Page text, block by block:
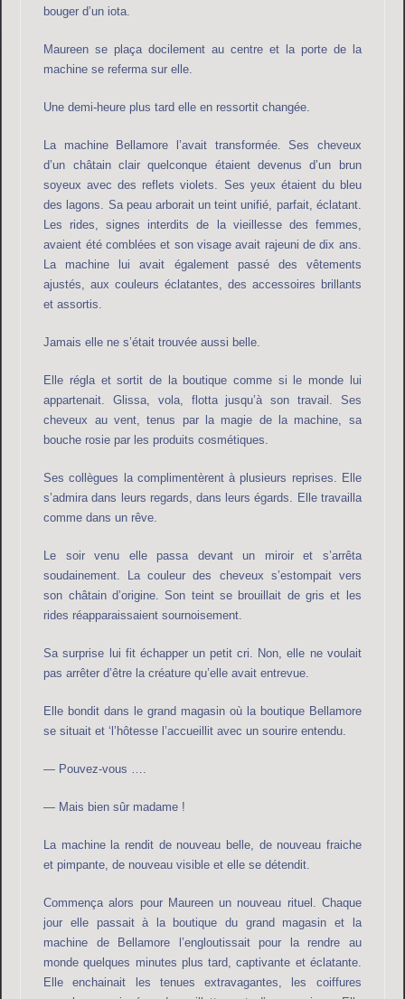
bouger d’un iota.
Maureen se plaça docilement au centre et la porte de la
machine se referma sur elle.
Une demi-heure plus tard elle en ressortit changée.
La machine Bellamore l’avait transformée. Ses cheveux
d’un châtain clair quelconque étaient devenus d’un brun
soyeux avec des reflets violets. Ses yeux étaient du bleu
des lagons. Sa peau arborait un teint unifié, parfait, éclatant.
Les rides, signes interdits de la vieillesse des femmes,
avaient été comblées et son visage avait rajeuni de dix ans.
La machine lui avait également passé des vêtements
ajustés, aux couleurs éclatantes, des accessoires brillants
et assortis.
Jamais elle ne s’était trouvée aussi belle.
Elle régla et sortit de la boutique comme si le monde lui
appartenait. Glissa, vola, flotta jusqu’à son travail. Ses
cheveux au vent, tenus par la magie de la machine, sa
bouche rosie par les produits cosmétiques.
Ses collègues la complimentèrent à plusieurs reprises. Elle
s’admira dans leurs regards, dans leurs égards. Elle travailla
comme dans un rêve.
Le soir venu elle passa devant un miroir et s’arrêta
soudainement. La couleur des cheveux s’estompait vers
son châtain d’origine. Son teint se brouillait de gris et les
rides réapparaissaient sournoisement.
Sa surprise lui fit échapper un petit cri. Non, elle ne voulait
pas arrêter d’être la créature qu’elle avait entrevue.
Elle bondit dans le grand magasin où la boutique Bellamore
se situait et ‘l’hôtesse l’accueillit avec un sourire entendu.
— Pouvez-vous ….
— Mais bien sûr madame !
La machine la rendit de nouveau belle, de nouveau fraiche
et pimpante, de nouveau visible et elle se détendit.
Commença alors pour Maureen un nouveau rituel. Chaque
jour elle passait à la boutique du grand magasin et la
machine de Bellamore l’engloutissait pour la rendre au
monde quelques minutes plus tard, captivante et éclatante.
Elle enchainait les tenues extravagantes, les coiffures